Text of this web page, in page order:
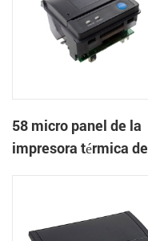
58 micro panel de la
impresora térmica de